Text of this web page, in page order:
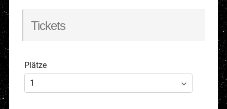
Tickets
Plätze